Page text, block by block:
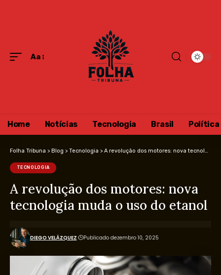
Aa
Home Notícias Tecnologia Brasil Política
Folha Tribuna > Blog > Tecnologia > A revolução dos motores: nova tecnologia muda o uso do etanol
TECNOLOGIA
A revolução dos motores: nova
tecnologia muda o uso do etanol
DIEGO VELÁZQUEZ Publicado dezembro 10, 2025